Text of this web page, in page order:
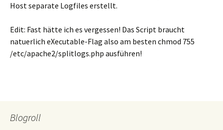
Host separate Logfiles erstellt.
Edit: Fast hätte ich es vergessen! Das Script braucht
natuerlich eXecutable-Flag also am besten chmod 755
/etc/apache2/splitlogs.php ausführen!
Blogroll